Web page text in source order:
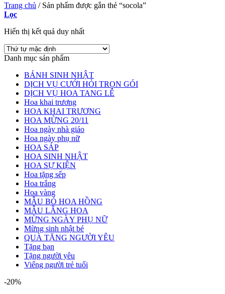
Trang chủ /Sản phẩm được gắn thẻ “socola”
Lọc
Hiển thị kết quả duy nhất
Danh mục sản phẩm
BÁNH SINH NHẬT
DỊCH VỤ CƯỚI HỎI TRỌN GÓI
DỊCH VỤ HOA TANG LỄ
Hoa khai trương
HOA KHAI TRƯƠNG
HOA MỪNG 20/11
Hoa ngày nhà giáo
Hoa ngày phụ nữ
HOA SÁP
HOA SINH NHẬT
HOA SỰ KIỆN
Hoa tặng sếp
Hoa trắng
Hoa vàng
MẪU BÓ HOA HỒNG
MẪU LẴNG HOA
MỪNG NGÀY PHỤ NỮ
Mừng sinh nhật bé
QUÀ TẶNG NGƯỜI YÊU
Tặng bạn
Tặng người yêu
Viếng người trẻ tuổi
-20%